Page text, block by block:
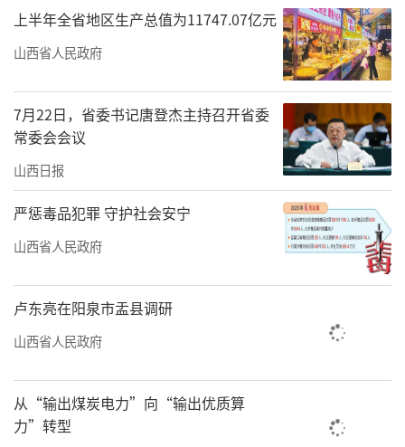
上半年全省地区生产总值为11747.07亿元
山西省人民政府
7月22日，省委书记唐登杰主持召开省委
常委会会议
山西日报
严惩毒品犯罪 守护社会安宁
山西省人民政府
卢东亮在阳泉市盂县调研
山西省人民政府
从“输出煤炭电力”向“输出优质算
力”转型